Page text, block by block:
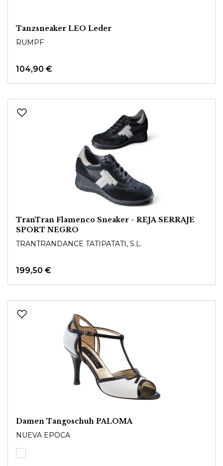
Tanzsneaker LEO Leder
RUMPF
104,90 €
TranTran Flamenco Sneaker - REJA SERRAJE
SPORT NEGRO
TRANTRANDANCE TATIPATATI, S.L.
199,50 €
Damen Tangoschuh PALOMA
NUEVA EPOCA